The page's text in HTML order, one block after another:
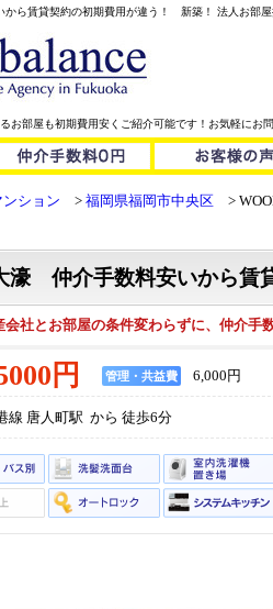
お部屋も初期費用安くご紹介可能です！お気軽にお
ション 福岡県福岡市中央区
濠 仲介手数料安いから
社とお部屋の条件変わらずに、仲介
円 管理・共益費 6,000円
線 唐人町駅 から 徒歩6分